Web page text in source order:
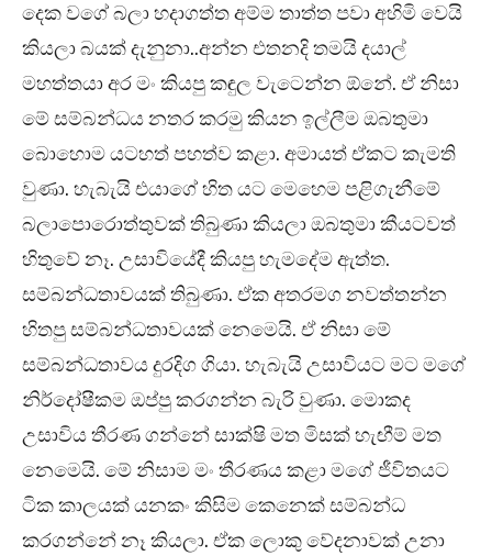
දෙක වගේ බලා හදාගත්ත අම්ම තාත්ත පවා අහිමි වෙයි
කියලා බයක් දැනුනා..අන්න එතනදි තමයි දයාල්
මහත්තයා අර මං කියපු කඳුල වැටෙන්න ඕනේ. ඒ නිසා
මේ සම්බන්ධය නතර කරමු කියන ඉල්ලීම ඔබතුමා
බොහොම යටහත් පහත්ව කළා. අමායත් ඒකට කැමති
වුණා. හැබැයි එයාගේ හිත යට මෙහෙම පළිගැනීමේ
බලාපොරොත්තුවක් තිබුණා කියලා ඔබතුමා කීයටවත්
හිතුවේ නෑ. උසාවියේදී කියපු හැමදේම ඇත්ත.
සම්බන්ධතාවයක් තිබුණා. ඒක අතරමග නවත්තන්න
හිතපු සම්බන්ධතාවයක් නෙමෙයි. ඒ නිසා මේ
සම්බන්ධතාවය දුරදිග ගියා. හැබැයි උසාවියට මට මගේ
නිර්දෝෂීකම ඔප්පු කරගන්න බැරි වුණා. මොකද
උසාවිය තීරණ ගන්නේ සාක්ෂි මත මිසක් හැඟීම් මත
නෙමෙයි. මේ නිසාම මං තීරණය කළා මගේ ජීවිතයට
ටික කාලයක් යනකං කිසිම කෙනෙක් සම්බන්ධ
කරගන්නේ නෑ කියලා. ඒක ලොකු වේදනාවක් උනා